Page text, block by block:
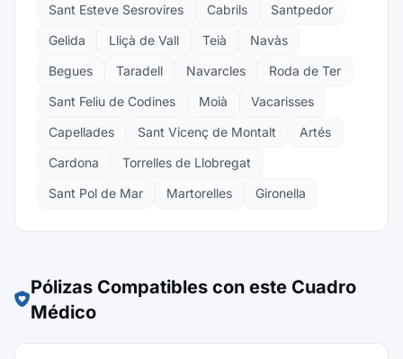
Sant Esteve Sesrovires Cabrils
Santpedor
Gelida
Lliçà de Vall Teià
Navàs
Begues
Taradell Navarcles
Roda de Ter
Sant Feliu de Codines
Moià
Vacarisses
Capellades
Sant Vicenç de Montalt
Artés
Cardona
Torrelles de Llobregat
Sant Pol de Mar
Martorelles Gironella
Pólizas Compatibles con este Cuadro
Médico